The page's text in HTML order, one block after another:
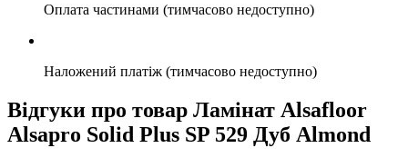
Оплата частинами (тимчасово недоступно)
Наложений платіж (тимчасово недоступно)
Відгуки про товар Ламінат Alsafloor
Alsapro Solid Plus SP 529 Дуб Almond